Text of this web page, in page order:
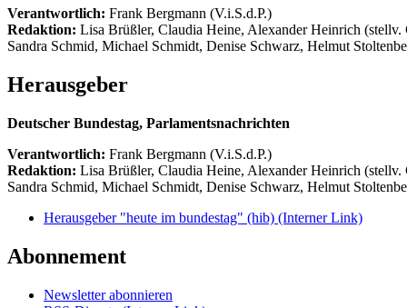
Verantwortlich: Frank Bergmann (V.i.S.d.P.)
Redaktion: Lisa Brüßler, Claudia Heine, Alexander Heinrich (stellv.
Sandra Schmid, Michael Schmidt, Denise Schwarz, Helmut
Herausgeber
Deutscher Bundestag, Parlamentsnachrichten
Verantwortlich: Frank Bergmann (V.i.S.d.P.)
Redaktion: Lisa Brüßler, Claudia Heine, Alexander Heinrich (stellv.
Sandra Schmid, Michael Schmidt, Denise Schwarz, Helmut
Herausgeber "heute im bundestag" (hib) (Interner Link)
Abonnement
Newsletter abonnieren